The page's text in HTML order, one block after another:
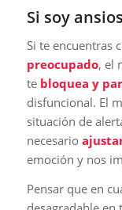
Si soy
Si te encuentras
preocupado, el
te bloquea y
disfuncional. El
situación de
necesario
emoción y nos
Pensar que en